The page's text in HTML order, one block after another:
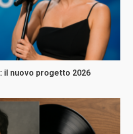
il nuovo progetto 2026